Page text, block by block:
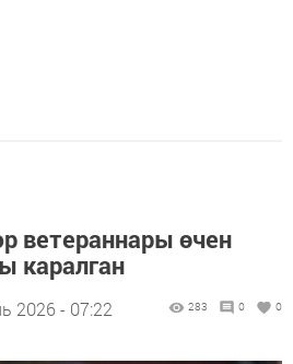
ветераннары өчен
каралган
2026 - 07:22 283 0 0